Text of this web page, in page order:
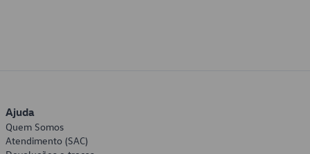
Ajuda
Quem Somos
Atendimento (SAC)